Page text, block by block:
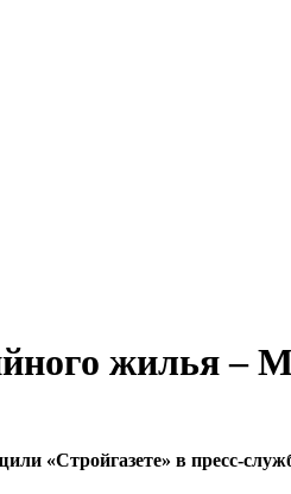
жилья –
«Стройгазете» в пресс-